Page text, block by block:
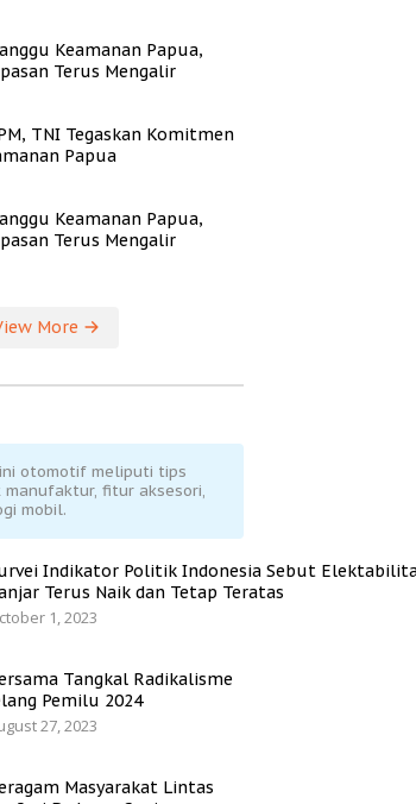
Keamanan Papua,
Terus Mengalir
TNI Tegaskan Komitmen
Papua
Keamanan Papua,
Terus Mengalir
More
otomotif meliputi tips
manufaktur, fitur aksesori,
mobil.
Indikator Politik Indonesia Sebut
Terus Naik dan Tetap Teratas
1, 2023
Tangkal Radikalisme
Pemilu 2024
27, 2023
Masyarakat Lintas